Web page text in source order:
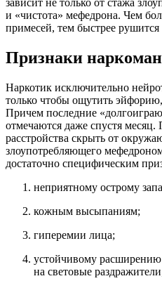
и «чистота» мефедрона. Чем
примесей, тем быстрее рушится
Признаки
Наркотик исключительно
только чтобы ощутить
Причем последние
отмечаются даже спустя
расстройства скрыть от
злоупотребляющего
достаточно специфическим
неприятному острому
кожным высыпаниям;
гиперемии лица;
устойчивому расширению
на световые